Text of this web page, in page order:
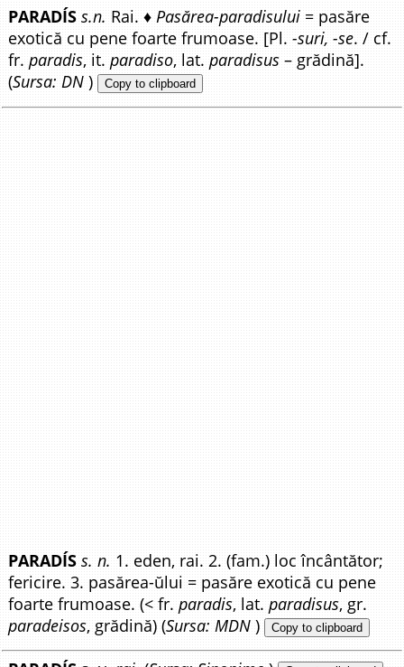
PARADÍS s.n. Rai. ♦Pasărea-paradisului = pasăre
exotică cu pene foarte frumoase. [Pl.-suri, -se. / cf.
fr.paradis, it.paradiso, lat.paradisus – grădină].
(Sursa: DN ) Copy to clipboard
PARADÍS s. n. 1. eden, rai. 2. (fam.) loc încântător;
fericire. 3. pasărea-ŭlui = pasăre exotică cu pene
foarte frumoase. (< fr.paradis, lat.paradisus, gr.
paradeisos, grădină) (Sursa: MDN ) Copy to clipboard